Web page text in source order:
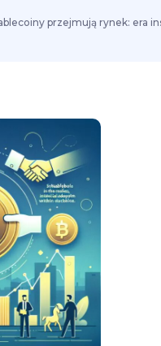
przejmują rynek: era